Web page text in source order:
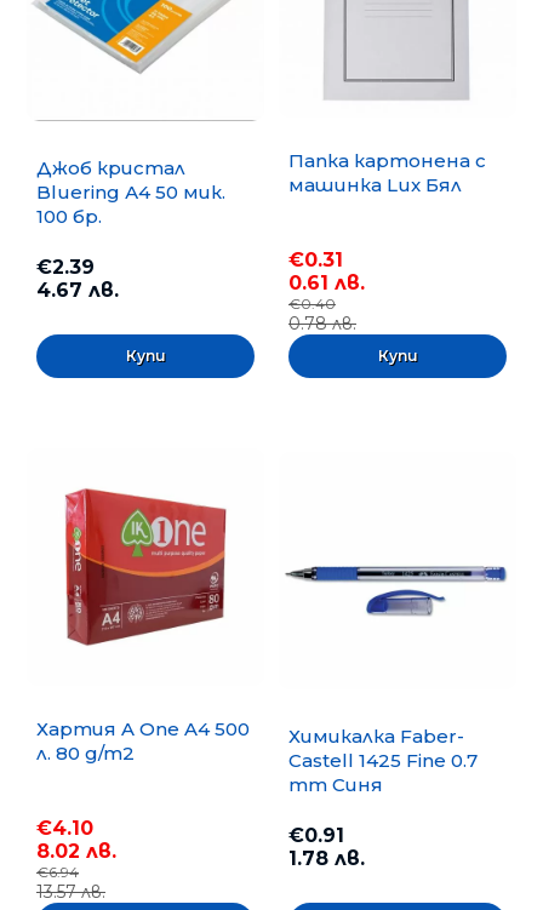
Джоб кристал
Bluering А4 50 мик.
100 бр.
€2.39
4.67 лв.
Папка картонена с
машинка Lux Бял
€0.31
0.61 лв.
€0.40
0.78 лв.
Хартия A One A4 500
л. 80 g/m2
€4.10
8.02 лв.
€6.94
13.57 лв.
Химикалка Faber-
Castell 1425 Fine 0.7
mm Синя
€0.91
1.78 лв.